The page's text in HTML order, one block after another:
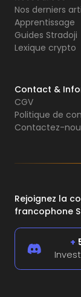
Nos derniers
Apprentissage
Guides Stradoji
Lexique crypto
Contact &
CGV
Politique de
Contactez-
Rejoignez la
francophone
+